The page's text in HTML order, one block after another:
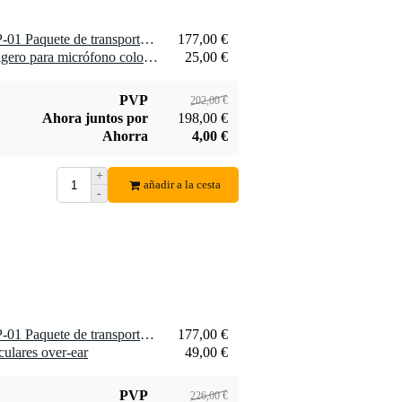
1 x D'Addario PW-BLGTP-01 Paquete de transporte de equipos de backline
177,00 €
1 x Innox IVA 02 soporte ligero para micrófono color negro
25,00 €
PVP 202,00 €
Ahora juntos por
198,00 €
Ahorra
4,00 €
+
-
añadir a la cesta
1 x D'Addario PW-BLGTP-01 Paquete de transporte de equipos de backline
177,00 €
over-ear
49,00 €
PVP 226,00 €